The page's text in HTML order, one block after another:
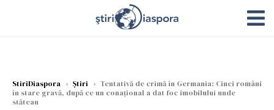
StiriDiaspora › Știri › Tentativă de crimă în Germania: Cinci români
în stare gravă, după ce un conațional a dat foc imobilului unde
stăteau